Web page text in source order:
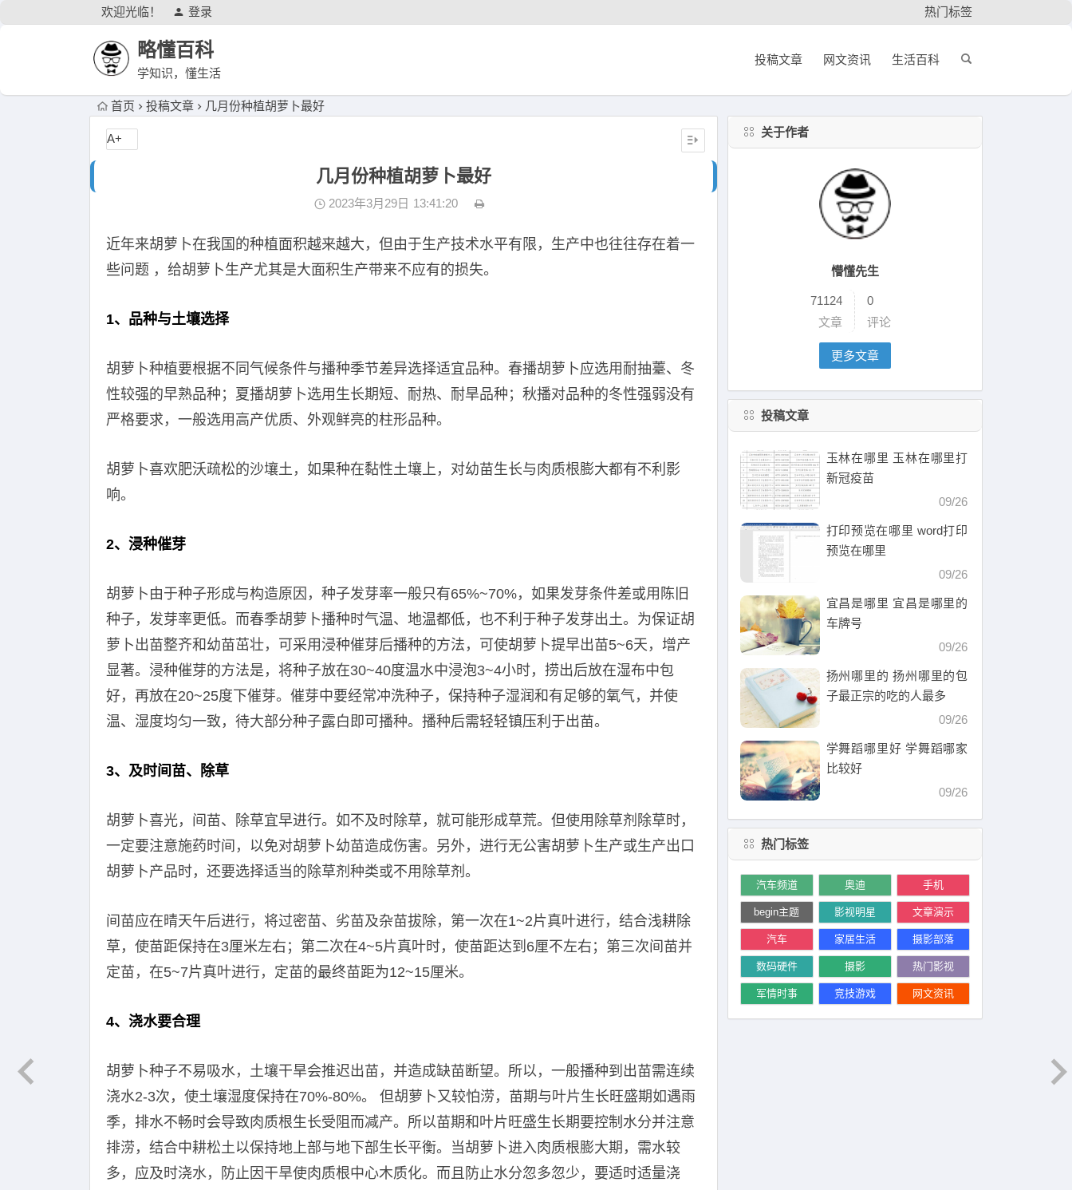
欢迎光临！ 登录 热门标签
略懂百科
学知识，懂生活
投稿文章 网文资讯 生活百科
首页 投稿文章 几月份种植胡萝卜最好
几月份种植胡萝卜最好
2023年3月29日 13:41:20
近年来胡萝卜在我国的种植面积越来越大，但由于生产技术水平有限，生产中也往往存在着一
些问题 ，给胡萝卜生产尤其是大面积生产带来不应有的损失。
1、品种与土壤选择
胡萝卜种植要根据不同气候条件与播种季节差异选择适宜品种。春播胡萝卜应选用耐抽薹、冬
性较强的早熟品种；夏播胡萝卜选用生长期短、耐热、耐旱品种；秋播对品种的冬性强弱没有
严格要求，一般选用高产优质、外观鲜亮的柱形品种。
胡萝卜喜欢肥沃疏松的沙壤土，如果种在黏性土壤上，对幼苗生长与肉质根膨大都有不利影
响。
2、浸种催芽
胡萝卜由于种子形成与构造原因，种子发芽率一般只有65%~70%，如果发芽条件差或用陈旧
种子，发芽率更低。而春季胡萝卜播种时气温、地温都低，也不利于种子发芽出土。为保证胡
萝卜出苗整齐和幼苗茁壮，可采用浸种催芽后播种的方法，可使胡萝卜提早出苗5~6天，增产
显著。浸种催芽的方法是，将种子放在30~40度温水中浸泡3~4小时，捞出后放在湿布中包
好，再放在20~25度下催芽。催芽中要经常冲洗种子，保持种子湿润和有足够的氧气，并使
温、湿度均匀一致，待大部分种子露白即可播种。播种后需轻轻镇压利于出苗。
3、及时间苗、除草
胡萝卜喜光，间苗、除草宜早进行。如不及时除草，就可能形成草荒。但使用除草剂除草时，
一定要注意施药时间，以免对胡萝卜幼苗造成伤害。另外，进行无公害胡萝卜生产或生产出口
胡萝卜产品时，还要选择适当的除草剂种类或不用除草剂。
间苗应在晴天午后进行，将过密苗、劣苗及杂苗拔除，第一次在1~2片真叶进行，结合浅耕除
草，使苗距保持在3厘米左右；第二次在4~5片真叶时，使苗距达到6厘不左右；第三次间苗并
定苗，在5~7片真叶进行，定苗的最终苗距为12~15厘米。
4、浇水要合理
胡萝卜种子不易吸水，土壤干旱会推迟出苗，并造成缺苗断望。所以，一般播种到出苗需连续
浇水2-3次，使土壤湿度保持在70%-80%。 但胡萝卜又较怕涝，苗期与叶片生长旺盛期如遇雨
季，排水不畅时会导致肉质根生长受阻而减产。所以苗期和叶片旺盛生长期要控制水分并注意
排涝，结合中耕松土以保持地上部与地下部生长平衡。当胡萝卜进入肉质根膨大期，需水较
多，应及时浇水，防止因干旱使肉质根中心木质化。而且防止水分忽多忽少，要适时适量浇
A+ 关于作者
懵懂先生
71124
文章
0
评论
更多文章
投稿文章
玉林在哪里 玉林在哪里打
新冠疫苗
09/26
打印预览在哪里 word打印
预览在哪里
09/26
宜昌是哪里 宜昌是哪里的
车牌号
09/26
扬州哪里的 扬州哪里的包
子最正宗的吃的人最多
09/26
学舞蹈哪里好 学舞蹈哪家
比较好
09/26
热门标签
汽车频道 奥迪 手机
begin主题 影视明星 文章演示
汽车 家居生活 摄影部落
数码硬件 摄影 热门影视
军情时事 竞技游戏 网文资讯